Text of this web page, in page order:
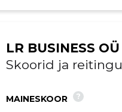
LR BUSINESS OÜ
Skoorid ja
MAINESKOOR ?